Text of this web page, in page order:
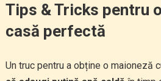
Tips & Tricks pentru
casă perfectă
Un truc pentru a obține o maioneză